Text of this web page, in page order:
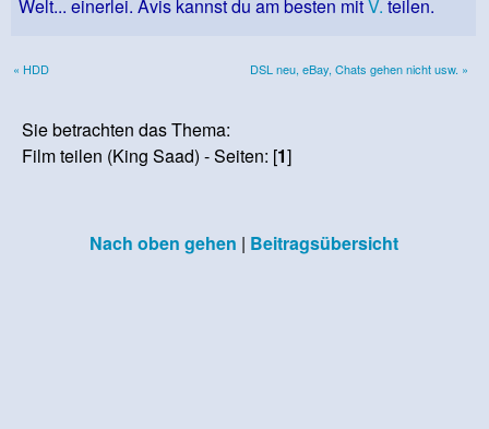
Welt... einerlei. Avis kannst du am besten mitV. teilen.
« HDD DSL neu, eBay, Chats gehen nicht usw. »
Sie betrachten das Thema:
Film teilen (King Saad) - Seiten: [1]
Nach oben gehen | Beitragsübersicht